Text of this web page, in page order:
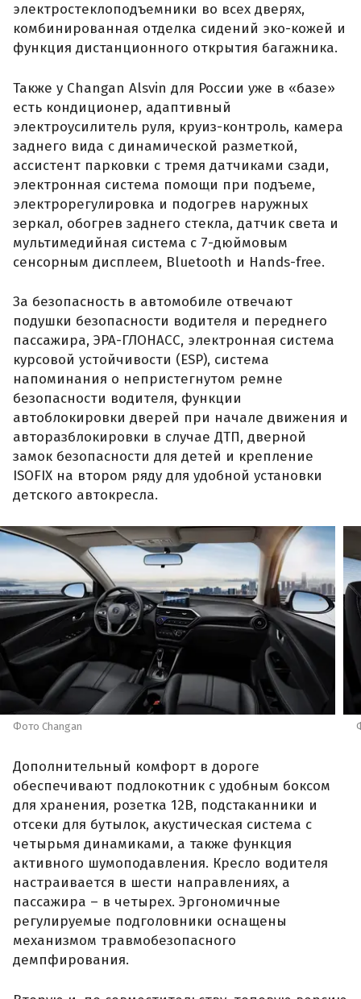
электростеклоподъемники во всех дверях,
комбинированная отделка сидений эко-кожей и
функция дистанционного открытия багажника.
Также у Changan Alsvin для России уже в «базе»
есть кондиционер, адаптивный
электроусилитель руля, круиз-контроль, камера
заднего вида с динамической разметкой,
ассистент парковки с тремя датчиками сзади,
электронная система помощи при подъеме,
электрорегулировка и подогрев наружных
зеркал, обогрев заднего стекла, датчик света и
мультимедийная система с 7-дюймовым
сенсорным дисплеем, Bluetooth и Hands-free.
За безопасность в автомобиле отвечают
подушки безопасности водителя и переднего
пассажира, ЭРА-ГЛОНАСС, электронная система
курсовой устойчивости (ESP), система
напоминания о непристегнутом ремне
безопасности водителя, функции
автоблокировки дверей при начале движения и
авторазблокировки в случае ДТП, дверной
замок безопасности для детей и крепление
ISOFIX на втором ряду для удобной установки
детского автокресла.
Фото Changan
Дополнительный комфорт в дороге
обеспечивают подлокотник с удобным боксом
для хранения, розетка 12В, подстаканники и
отсеки для бутылок, акустическая система с
четырьмя динамиками, а также функция
активного шумоподавления. Кресло водителя
настраивается в шести направлениях, а
пассажира – в четырех. Эргономичные
регулируемые подголовники оснащены
механизмом травмобезопасного
демпфирования.